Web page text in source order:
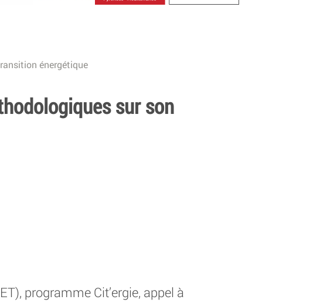
énergétique
sur son
programme Cit’ergie, appel à